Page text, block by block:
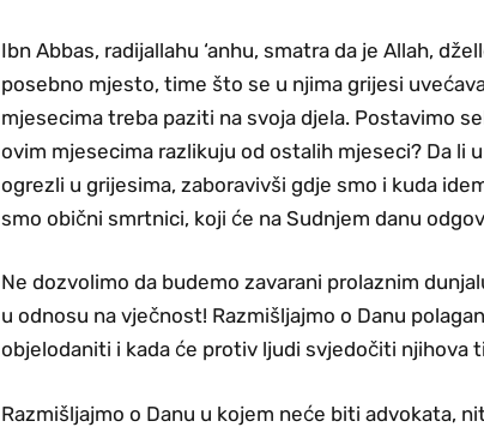
Ibn Abbas, radijallahu ‘anhu, smatra da je Allah,
posebno mjesto, time što se u njima grijesi
mjesecima treba paziti na svoja djela. Postavimo
ovim mjesecima razlikuju od ostalih mjeseci? Da li
ogrezli u grijesima, zaboravivši gdje smo i kuda
smo obični smrtnici, koji će na Sudnjem danu
Ne dozvolimo da budemo zavarani prolaznim
u odnosu na vječnost! Razmišljajmo o Danu
objelodaniti i kada će protiv ljudi svjedočiti njihova
Razmišljajmo o Danu u kojem neće biti advokata,